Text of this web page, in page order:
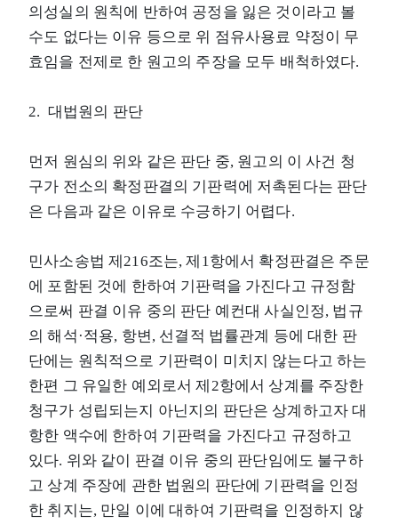
의성실의 원칙에 반하여 공정을 잃은 것이라고 볼
수도 없다는 이유 등으로 위 점유사용료 약정이 무
효임을 전제로 한 원고의 주장을 모두 배척하였다.
2. 대법원의 판단
먼저 원심의 위와 같은 판단 중, 원고의 이 사건 청
구가 전소의 확정판결의 기판력에 저촉된다는 판단
은 다음과 같은 이유로 수긍하기 어렵다.
민사소송법 제216조는, 제1항에서 확정판결은 주문
에 포함된 것에 한하여 기판력을 가진다고 규정함
으로써 판결 이유 중의 판단 예컨대 사실인정, 법규
의 해석·적용, 항변, 선결적 법률관계 등에 대한 판
단에는 원칙적으로 기판력이 미치지 않는다고 하는
한편 그 유일한 예외로서 제2항에서 상계를 주장한
청구가 성립되는지 아닌지의 판단은 상계하고자 대
항한 액수에 한하여 기판력을 가진다고 규정하고
있다. 위와 같이 판결 이유 중의 판단임에도 불구하
고 상계 주장에 관한 법원의 판단에 기판력을 인정
한 취지는, 만일 이에 대하여 기판력을 인정하지 않